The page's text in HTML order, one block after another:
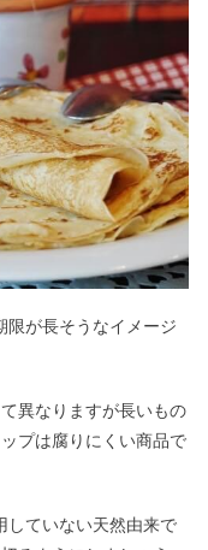
限が長そうなイメージ
て異なりますが長いもの
プは腐りにくい商品で
していない天然由来で